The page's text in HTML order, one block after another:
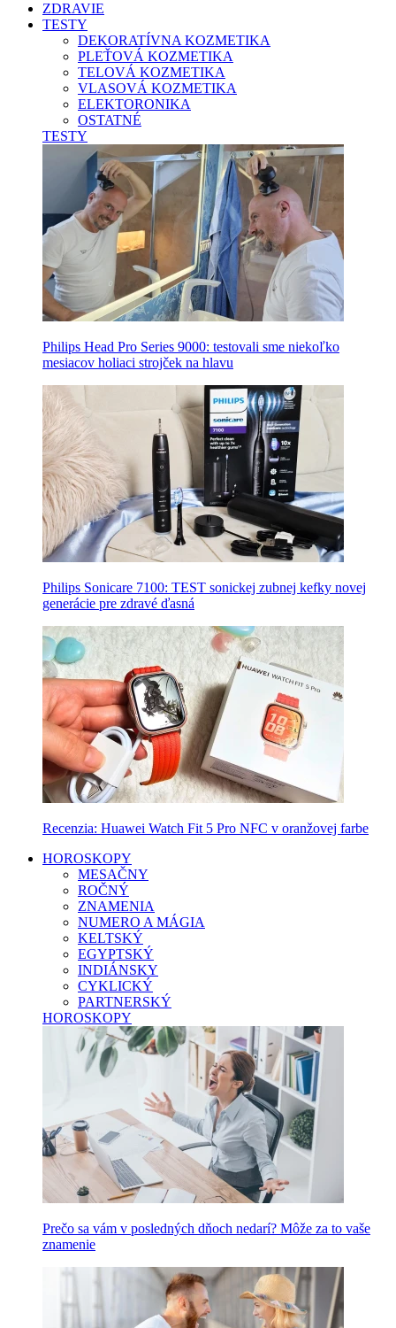
ZDRAVIE
TESTY
DEKORATÍVNA KOZMETIKA
PLEŤOVÁ KOZMETIKA
TELOVÁ KOZMETIKA
VLASOVÁ KOZMETIKA
ELEKTORONIKA
OSTATNÉ
TESTY
Philips Head Pro Series 9000: testovali sme niekoľko
mesiacov holiaci strojček na hlavu
Philips Sonicare 7100: TEST sonickej zubnej kefky novej
generácie pre zdravé ďasná
Recenzia: Huawei Watch Fit 5 Pro NFC v oranžovej farbe
HOROSKOPY
MESAČNY
ROČNÝ
ZNAMENIA
NUMERO A MÁGIA
KELTSKÝ
EGYPTSKÝ
INDIÁNSKY
CYKLICKÝ
PARTNERSKÝ
HOROSKOPY
Prečo sa vám v posledných dňoch nedarí? Môže za to vaše
znamenie